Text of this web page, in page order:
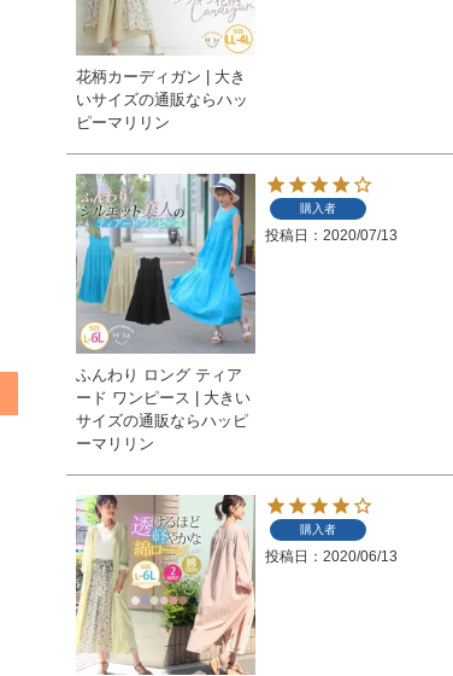
花柄カーディガン | 大き
いサイズの通販ならハッ
ピーマリリン
ふんわり ロング ティア
ード ワンピース | 大きい
サイズの通販ならハッピ
ーマリリン
購入者
投稿日 2020/07/13
購入者
投稿日 2020/06/13